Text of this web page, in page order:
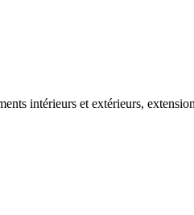
intérieurs et extérieurs,